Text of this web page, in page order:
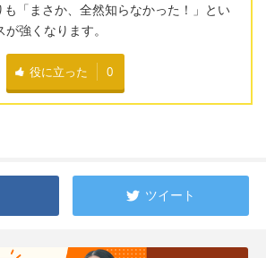
「まさか、全然知らなかった！」とい
強くなります。
役に立った 0
ツイート